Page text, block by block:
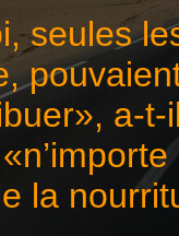
seules
a-
la